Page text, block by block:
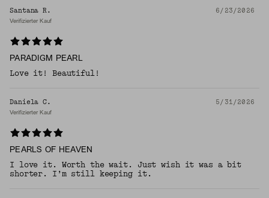
Santana R. 6/23/2026
Verifizierter Kauf
PARADIGM PEARL
Love it! Beautiful!
Daniela C. 5/31/2026
Verifizierter Kauf
PEARLS OF HEAVEN
I love it. Worth the wait. Just wish it was a bit
shorter. I’m still keeping it.